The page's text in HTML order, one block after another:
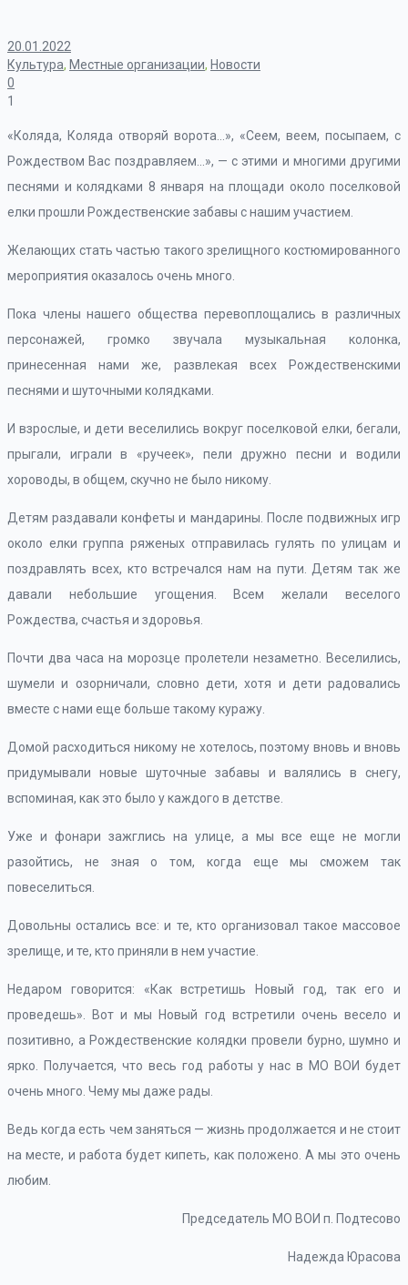
20.01.2022
Культура, Местные организации, Новости
0
1
«Коляда, Коляда отворяй ворота…», «Сеем, веем, посыпаем, с
Рождеством Вас поздравляем…», — с этими и многими другими
песнями и колядками 8 января на площади около поселковой
елки прошли Рождественские забавы с нашим участием.
Желающих стать частью такого зрелищного костюмированного
мероприятия оказалось очень много.
Пока члены нашего общества перевоплощались в различных
персонажей, громко звучала музыкальная колонка,
принесенная нами же, развлекая всех Рождественскими
песнями и шуточными колядками.
И взрослые, и дети веселились вокруг поселковой елки, бегали,
прыгали, играли в «ручеек», пели дружно песни и водили
хороводы, в общем, скучно не было никому.
Детям раздавали конфеты и мандарины. После подвижных игр
около елки группа ряженых отправилась гулять по улицам и
поздравлять всех, кто встречался нам на пути. Детям так же
давали небольшие угощения. Всем желали веселого
Рождества, счастья и здоровья.
Почти два часа на морозце пролетели незаметно. Веселились,
шумели и озорничали, словно дети, хотя и дети радовались
вместе с нами еще больше такому куражу.
Домой расходиться никому не хотелось, поэтому вновь и вновь
придумывали новые шуточные забавы и валялись в снегу,
вспоминая, как это было у каждого в детстве.
Уже и фонари зажглись на улице, а мы все еще не могли
разойтись, не зная о том, когда еще мы сможем так
повеселиться.
Довольны остались все: и те, кто организовал такое массовое
зрелище, и те, кто приняли в нем участие.
Недаром говорится: «Как встретишь Новый год, так его и
проведешь». Вот и мы Новый год встретили очень весело и
позитивно, а Рождественские колядки провели бурно, шумно и
ярко. Получается, что весь год работы у нас в МО ВОИ будет
очень много. Чему мы даже рады.
Ведь когда есть чем заняться — жизнь продолжается и не стоит
на месте, и работа будет кипеть, как положено. А мы это очень
любим.
Председатель МО ВОИ п. Подтесово
Надежда Юрасова